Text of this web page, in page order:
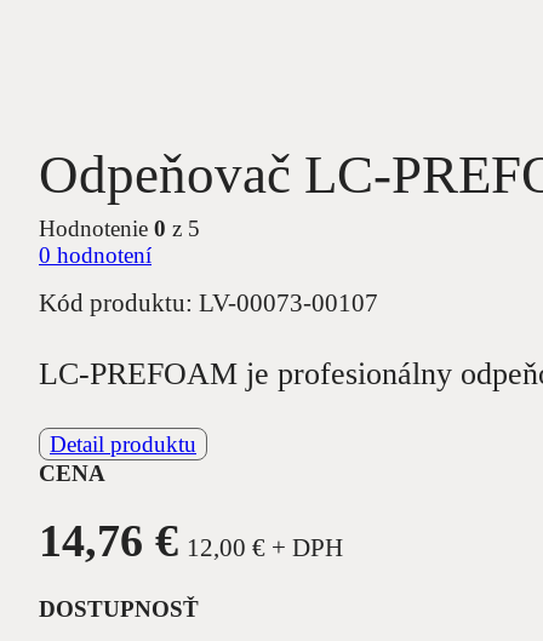
Odpeňovač LC-
Hodnotenie 0 z 5
0 hodnotení
Kód produktu: LV-00073-00107
LC-PREFOAM je profesionálny
Detail produktu
CENA
14,76 € 12,00 € + DPH
DOSTUPNOSŤ